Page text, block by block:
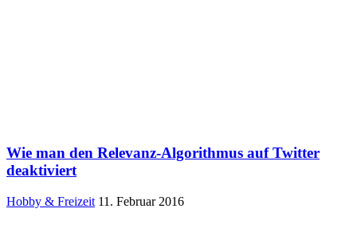
Wie man den Relevanz-Algorithmus auf Twitter
deaktiviert
Hobby & Freizeit 11. Februar 2016